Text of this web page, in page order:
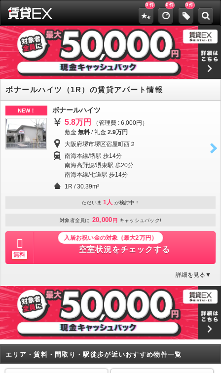
0 件 0件 0件
ボナールハイツ（1R）の賃貸アパート情報
NEW！ ボナールハイツ
5.8万円
（管理費 : 6,000円）
敷金 無料 /礼金 2.9万円
大阪府堺市堺区宿屋町西２
南海本線/堺駅 歩14分
南海高野線/堺東駅 歩20分
南海本線/七道駅 歩14分
1R / 30.39m²
ただいま 1人 が検討中！
対象者全員に 20,000 円 キャッシュバック!
無料
入居お祝い金の対象（最大2万円）
空室状況をチェックする
詳細を見る▼
エリア・賃料・間取り・駅徒歩が近いおすすめ物件一覧